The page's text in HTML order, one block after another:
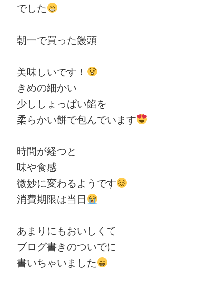
でした
朝一で買った饅頭
美味しいです！
きめの細かい
少ししょっぱい餡を
柔らかい餅で包んでいます
時間が経つと
味や食感
微妙に変わるようです
消費期限は当日
あまりにもおいしくて
ブログ書きのついでに
書いちゃいました